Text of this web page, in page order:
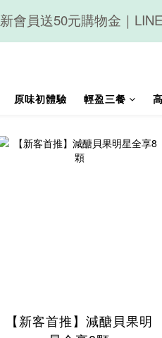
隨心享受｜貝果任
新會員送50元購物金｜
原味初體驗 輕盈三餐
【新客首推】減醣貝果明